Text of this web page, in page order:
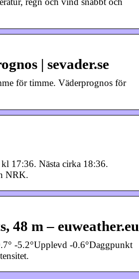
| sevader.se
för timme. Väderprognos för
17:36. Nästa cirka 18:36.
NRK.
48 m – euweather.eu
-5.2°Upplevd -0.6°Daggpunkt